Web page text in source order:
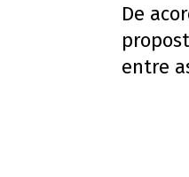
De
entre